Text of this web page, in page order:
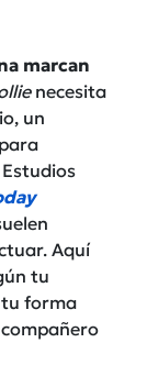
marcan
necesita
un
Aquí
tu
tu forma
compañero